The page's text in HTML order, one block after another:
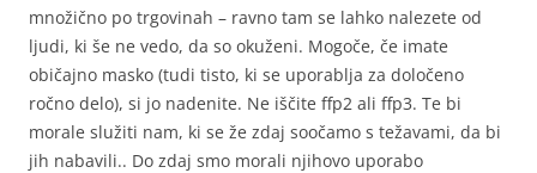
množično po trgovinah – ravno tam se lahko nalezete od
ljudi, ki še ne vedo, da so okuženi. Mogoče, če imate
običajno masko (tudi tisto, ki se uporablja za določeno
ročno delo), si jo nadenite. Ne iščite ffp2 ali ffp3. Te bi
morale služiti nam, ki se že zdaj soočamo s težavami, da bi
jih nabavili.. Do zdaj smo morali njihovo uporabo